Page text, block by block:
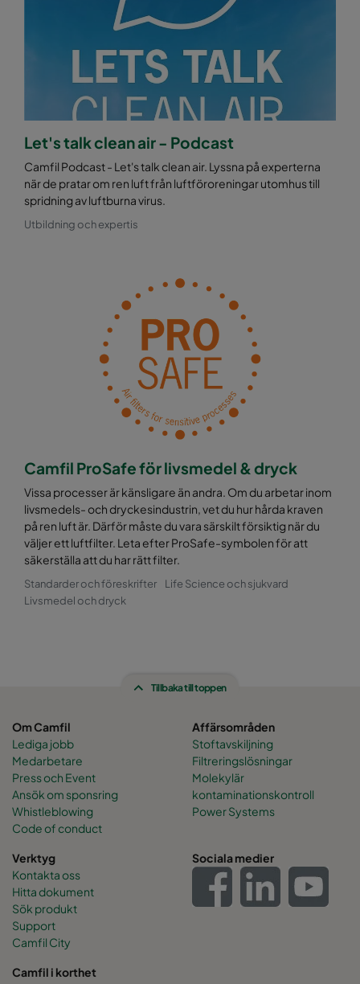
Let's talk clean air - Podcast
Camfil Podcast - Let's talk clean air. Lyssna på experterna
när de pratar om ren luft från luftföroreningar utomhus till
spridning av luftburna virus.
Utbildning och expertis
Camfil ProSafe för livsmedel & dryck
Vissa processer är känsligare än andra. Om du arbetar inom
livsmedels- och dryckesindustrin, vet du hur hårda kraven
på ren luft är. Därför måste du vara särskilt försiktig när du
väljer ett luftfilter. Leta efter ProSafe-symbolen för att
säkerställa att du har rätt filter.
Standarder och föreskrifter
Life Science och sjukvard
Livsmedel och dryck
Tillbaka till toppen
Om Camfil
Lediga jobb
Medarbetare
Press och Event
Ansök om sponsring
Whistleblowing
Code of conduct
Affärsområden
Stoftavskiljning
Filtreringslösningar
Molekylär
kontaminationskontroll
Power Systems
Verktyg
Kontakta oss
Hitta dokument
Sök produkt
Support
Camfil City
Sociala medier
Camfil i korthet